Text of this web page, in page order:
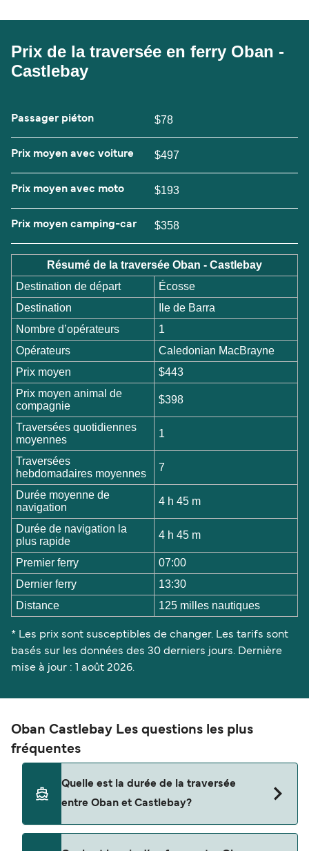
Prix de la traversée en ferry Oban -
Castlebay
Passager piéton $78
Prix moyen avec voiture $497
Prix moyen avec moto $193
Prix moyen camping-car $358
Résumé de la traversée Oban - Castlebay
Destination de départ
Écosse
Destination
Ile de Barra
Nombre d’opérateurs
1
Opérateurs
Caledonian MacBrayne
Prix moyen
$443
Prix moyen animal de
compagnie
$398
Traversées quotidiennes
moyennes
1
Traversées
hebdomadaires moyennes
7
Durée moyenne de
navigation
4 h 45 m
Durée de navigation la
plus rapide
4 h 45 m
Premier ferry
07:00
Dernier ferry
13:30
Distance
125 milles nautiques
* Les prix sont susceptibles de changer. Les tarifs sont
basés sur les données des 30 derniers jours. Dernière
mise à jour : 1 août 2026.
Oban Castlebay Les questions les plus
fréquentes
Quelle est la durée de la traversée
entre Oban et Castlebay?